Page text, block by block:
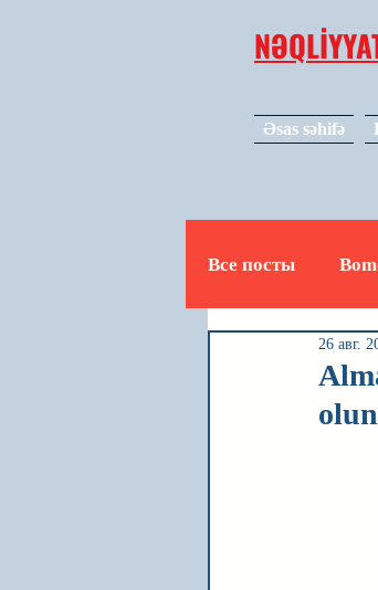
Əsas səhifə
Все посты
26 авг.